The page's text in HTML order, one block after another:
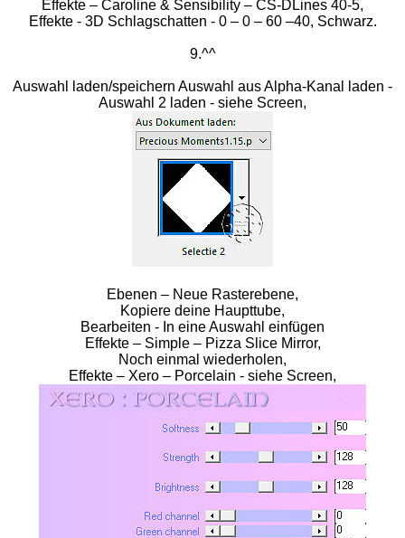
Effekte – Caroline & Sensibility – CS-DLines 40-5,
Effekte - 3D Schlagschatten - 0 – 0 – 60 –40, Schwarz.
9.^^
Auswahl laden/speichern Auswahl aus Alpha-Kanal laden -
Auswahl 2 laden - siehe Screen,
Ebenen – Neue Rasterebene,
Kopiere deine Haupttube,
Bearbeiten - In eine Auswahl einfügen
Effekte – Simple – Pizza Slice Mirror,
Noch einmal wiederholen,
Effekte – Xero – Porcelain - siehe Screen,